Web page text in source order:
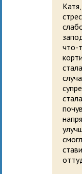
что-